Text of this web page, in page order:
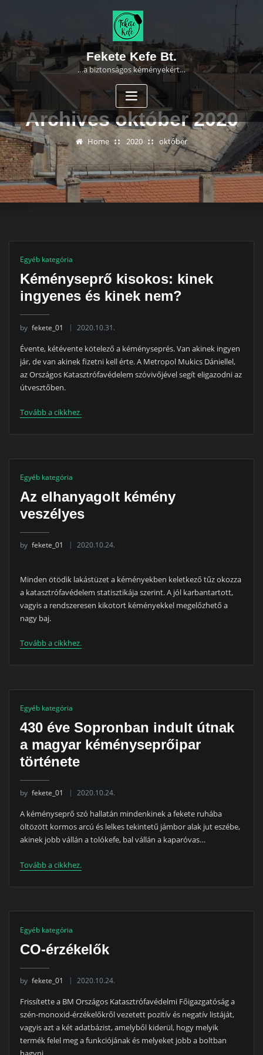
content
Fekete Kefe Bt.
…a biztonságos kéményekért…
Archives október 2020
Home 2020 október
Egyéb kategória
Kéményseprő kisokos: kinek
ingyenes és kinek nem?
by fekete_01 2020.10.31.
Évente, kétévente kötelező a kéményseprés. Van akinek ingyen
jár, de van akinek fizetni kell érte. A Metropol Mukics Dániellel,
az Országos Katasztrófavédelem szóvivőjével segít eligazodni az
útvesztőben.
Tovább a cikkhez.
Egyéb kategória
Az elhanyagolt kémény
veszélyes
by fekete_01 2020.10.24.
​Minden ötödik lakástüzet a kéményekben keletkező tűz okozza
a katasztrófavédelem statisztikája szerint. A jól karbantartott,
vagyis a rendszeresen kikotort kéményekkel megelőzhető a
nagy baj.
Tovább a cikkhez.
Egyéb kategória
430 éve Sopronban indult útnak
a magyar kéményseprőipar
története
by fekete_01 2020.10.24.
A kéményseprő szó hallatán mindenkinek a fekete ruhába
öltözött kormos arcú és lelkes tekintetű jámbor alak jut eszébe,
akinek jobb vállán a tolókefe, bal vállán a kaparóvas…
Tovább a cikkhez.
Egyéb kategória
CO-érzékelők
by fekete_01 2020.10.24.
Frissítette a BM Országos Katasztrófavédelmi Főigazgatóság a
szén-monoxid-érzékelőkről vezetett pozitív és negatív listáját,
vagyis azt a két adatbázist, amelyből kiderül, hogy melyik
termék felel meg a funkciójának és melyeket jobb a boltban